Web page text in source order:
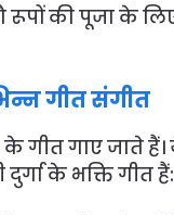
रूपों की पूजा के
गीत संगीत
गीत गाए जाते
के भक्ति गीत हैं: